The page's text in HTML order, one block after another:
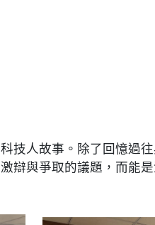
技人故事。除了回憶過
辯與爭取的議題，而能